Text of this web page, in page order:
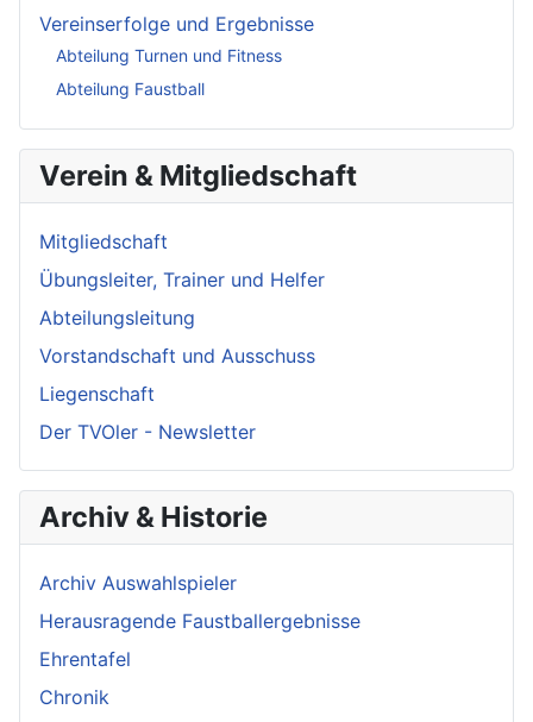
Vereinserfolge und Ergebnisse
Abteilung Turnen und Fitness
Abteilung Faustball
Verein & Mitgliedschaft
Mitgliedschaft
Übungsleiter, Trainer und Helfer
Abteilungsleitung
Vorstandschaft und Ausschuss
Liegenschaft
Der TVOler - Newsletter
Archiv & Historie
Archiv Auswahlspieler
Herausragende Faustballergebnisse
Ehrentafel
Chronik